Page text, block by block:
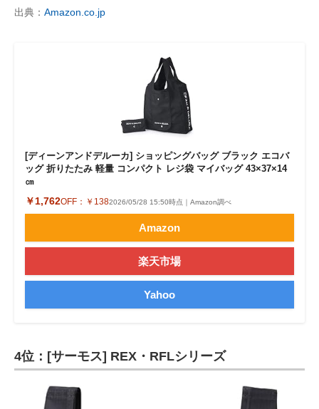
出典： Amazon.co.jp
[ディーンアンドデルーカ] ショッピングバッグ ブラック エコバ
ッグ 折りたたみ 軽量 コンパクト レジ袋 マイバッグ 43×37×14
㎝
￥1,762OFF： ￥1382026/05/28 15:50時点｜Amazon調べ
Amazon
楽天市場
Yahoo
4位：[サーモス] REX・RFLシリーズ